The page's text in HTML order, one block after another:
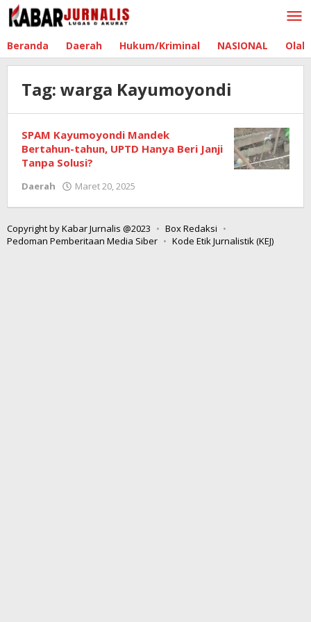
Lewati
ke
Beranda Daerah Hukum/Kriminal NASIONAL
Tag: warga Kayumoyondi
SPAM Kayumoyondi Mandek
Bertahun-tahun, UPTD Hanya Beri Janji
Tanpa Solusi?
Daerah Maret 20, 2025
Copyright by Kabar Jurnalis @2023
Box Redaksi
Pedoman Pemberitaan Media Siber
Kode Etik Jurnalistik (KEJ)